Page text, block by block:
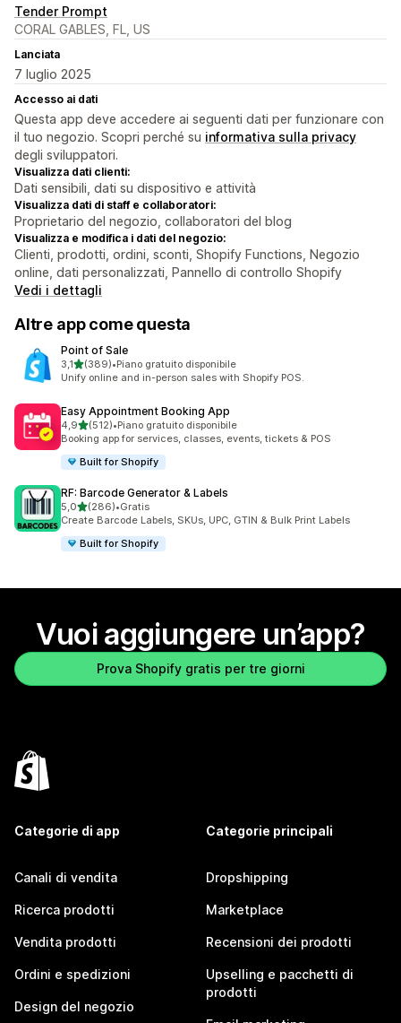
Tender Prompt
CORAL GABLES, FL, US
Lanciata
7 luglio 2025
Accesso ai dati
Questa app deve accedere ai seguenti dati per funzionare con
il tuo negozio. Scopri perché su informativa sulla privacy
degli sviluppatori.
Visualizza dati clienti:
Dati sensibili, dati su dispositivo e attività
Visualizza dati di staff e collaboratori:
Proprietario del negozio, collaboratori del blog
Visualizza e modifica i dati del negozio:
Clienti, prodotti, ordini, sconti, Shopify Functions, Negozio
online, dati personalizzati, Pannello di controllo Shopify
Vedi i dettagli
Altre app come questa
Point of Sale
3,1stelle su 5
(389)
389 recensioni totali
•Piano gratuito disponibile
Unify online and in-person sales with Shopify POS.
Easy Appointment Booking App
4,9stelle su 5
(512)
512 recensioni totali
•Piano gratuito disponibile
Booking app for services, classes, events, tickets & POS
Built for Shopify
RF: Barcode Generator & Labels
5,0stelle su 5
(286)
286 recensioni totali
•Gratis
Create Barcode Labels, SKUs, UPC, GTIN & Bulk Print Labels
Built for Shopify
Vuoi aggiungere un’app?
Prova Shopify gratis per tre giorni
Categorie di app
Canali di vendita
Ricerca prodotti
Vendita prodotti
Ordini e spedizioni
Design del negozio
Categorie principali
Dropshipping
Marketplace
Recensioni dei prodotti
Upselling e pacchetti di
prodotti